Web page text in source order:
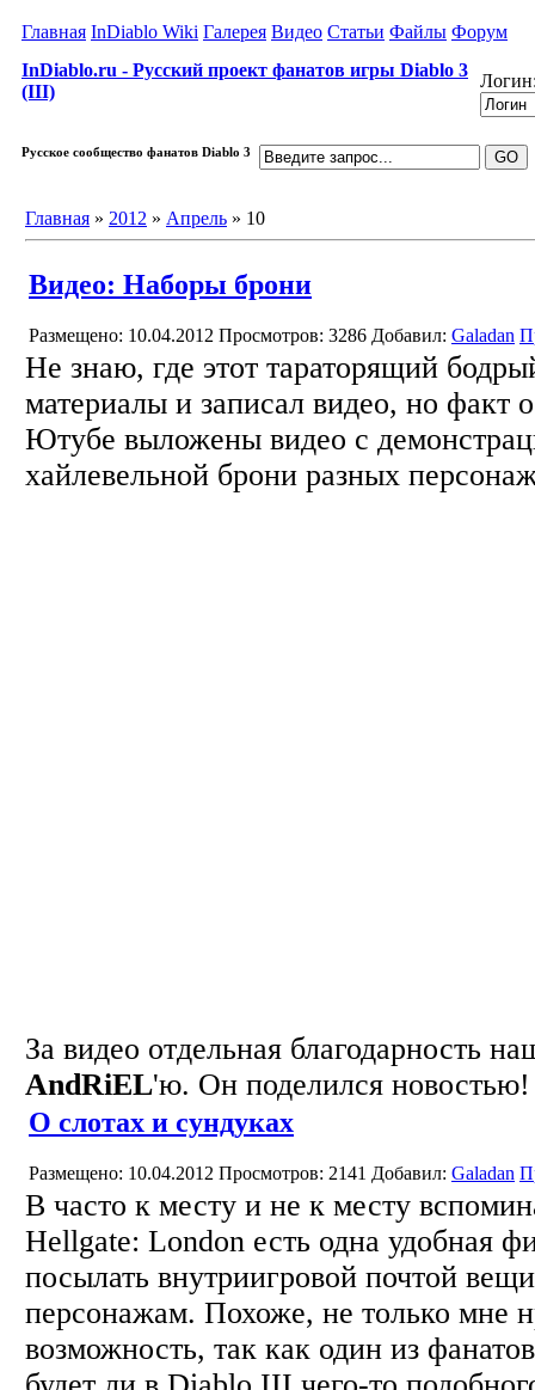
Главная InDiablo Wiki Галерея Видео Статьи Файлы Форум
InDiablo.ru - Русский проект фанатов игры Diablo 3
(III)
Русское сообщество фанатов Diablo 3
Главная » 2012 » Апрель » 10
Видео: Наборы брони
Размещено: 10.04.2012 Просмотров: 3286 Добавил: Galadan
Не знаю, где этот тараторящий
материалы и записал видео, но факт
Ютубе выложены видео с
хайлевельной брони разных
За видео отдельная благодарность
AndRiEL'ю. Он поделился
О слотах и сундуках
Размещено: 10.04.2012 Просмотров: 2141 Добавил: Galadan
В часто к месту и не к месту
Hellgate: London есть одна удобная
посылать внутриигровой почтой
персонажам. Похоже, не только мне
возможность, так как один из